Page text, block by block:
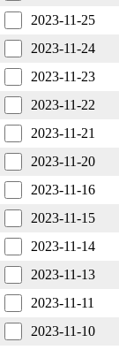
2023-11-25
2023-11-24
2023-11-23
2023-11-22
2023-11-21
2023-11-20
2023-11-16
2023-11-15
2023-11-14
2023-11-13
2023-11-11
2023-11-10